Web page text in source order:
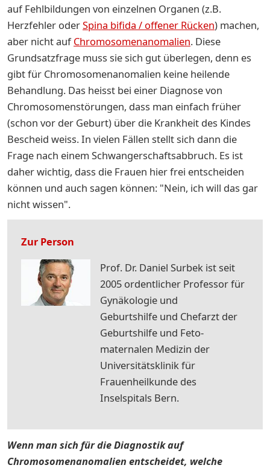
auf Fehlbildungen von einzelnen Organen (z.B.
Herzfehler oderSpina bifida / offener Rücken) machen,
aber nicht aufChromosomenanomalien. Diese
Grundsatzfrage muss sie sich gut überlegen, denn es
gibt für Chromosomenanomalien keine heilende
Behandlung. Das heisst bei einer Diagnose von
Chromosomenstörungen, dass man einfach früher
(schon vor der Geburt) über die Krankheit des Kindes
Bescheid weiss. In vielen Fällen stellt sich dann die
Frage nach einem Schwangerschaftsabbruch. Es ist
daher wichtig, dass die Frauen hier frei entscheiden
können und auch sagen können: "Nein, ich will das gar
nicht wissen".
Zur Person
Prof. Dr. Daniel Surbek ist seit
2005 ordentlicher Professor für
Gynäkologie und
Geburtshilfe und Chefarzt der
Geburtshilfe und Feto-
maternalen Medizin der
Universitätsklinik für
Frauenheilkunde des
Inselspitals Bern.
Wenn man sich für die Diagnostik auf
Chromosomenanomalien entscheidet, welche